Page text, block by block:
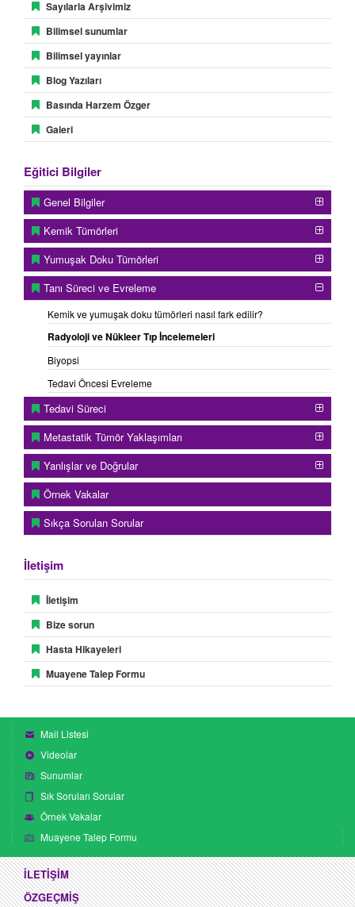
dokusuna en hassas görüntüleme yöntemidir ve kemik
yapısındaki değişikliklerin çok detaylı olarak
incelenebilmesine olanak sağlar. Bu nedenle, özellikle selim
kemik tümörlerinin değerlendirilmesinde en önemli
radyolojik incelemedir.
Selim kemik tümörlerine örnekler:
Sayılarla Arşivimiz
Bilimsel sunumlar
Bilimsel yayınlar
Blog Yazıları
Basında Harzem Özger
Galeri
Eğitici Bilgiler
Genel Bilgiler
Kemik Tümörleri
Yumuşak Doku Tümörleri
Tanı Süreci ve Evreleme
Kemik ve yumuşak doku tümörleri nasıl fark edilir?
Radyoloji ve Nükleer Tıp İncelemeleri
Biyopsi
Tedavi Öncesi Evreleme
Tedavi Süreci
Metastatik Tümör Yaklaşımları
Yanlışlar ve Doğrular
Örnek Vakalar
Sıkça Sorulan Sorular
İletişim
İletişim
Bize sorun
Hasta Hikayeleri
Muayene Talep Formu
Mail Listesi
Videolar
Sunumlar
Sık Sorulan Sorular
Örnek Vakalar
Muayene Talep Formu
İLETİŞİM
ÖZGEÇMİŞ